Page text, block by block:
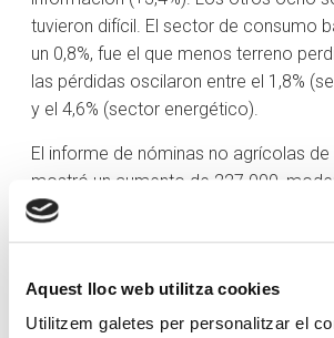
Aquest lloc web utilitza cookies
Utilitzem galetes per personalitzar el
tuvieron difícil. El sector de consumo
un 0,8%, fue el que menos terreno
las pérdidas oscilaron entre el 1,8%
y el 4,6% (sector energético).
El informe de nóminas no agrícolas
mostró un aumento de 227.000,
encima de las expectativas. Sin
desempleo subió al 4,2% y los
de lo esperado reforzó la creencia de
que la economía continuará en una